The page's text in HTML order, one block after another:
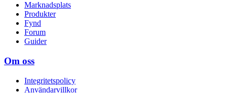
Marknadsplats
Produkter
Fynd
Forum
Guider
Om oss
Integritetspolicy
Användarvillkor